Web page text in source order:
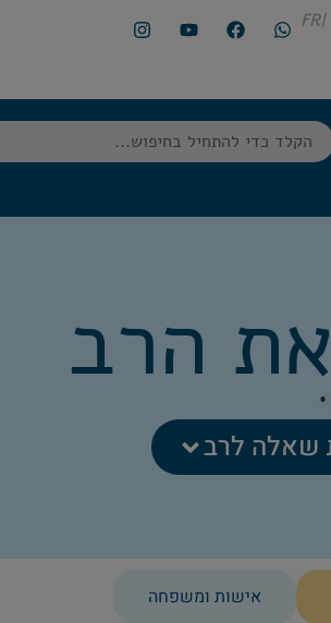
FR
הרב
שאלה לרב
אישות ומשפחה